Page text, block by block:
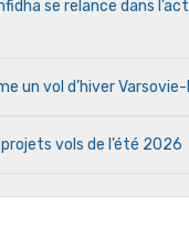
se relance dans
un vol d’hiver
vols de l’été 2026